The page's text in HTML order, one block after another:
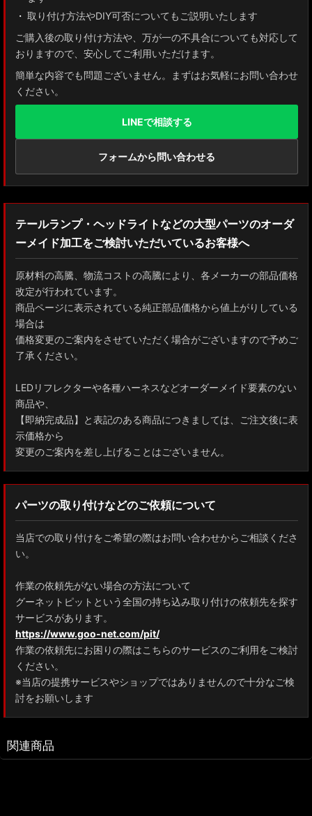
取り付け方法やDIY可否についてもご説明いたします
ご購入後の取り付け方法や、万が一の不具合についても対応して
おりますので、安心してご利用いただけます。
簡単な内容でも問題ございません。まずはお気軽にお問い合わせ
ください。
LINEで相談する
フォームから問い合わせる
テールランプ・ヘッドライトなどの大型パーツのオーダ
ーメイド加工をご検討いただいているお客様へ
原材料の高騰、物流コストの高騰により、各メーカーの部品価格
改定が行われています。
商品ページに表示されている純正部品価格から値上がりしている
場合は
価格変更のご案内をさせていただく場合がございますので予めご
了承ください。
LEDリフレクターや各種ハーネスなどオーダーメイド要素のない
商品や、
【即納完成品】と表記のある商品につきましては、ご注文後に表
示価格から
変更のご案内を差し上げることはございません。
パーツの取り付けなどのご依頼について
当店での取り付けをご希望の際はお問い合わせからご相談くださ
い。
作業の依頼先がない場合の方法について
グーネットピットという全国の持ち込み取り付けの依頼先を探す
サービスがあります。
https://www.goo-net.com/pit/
作業の依頼先にお困りの際はこちらのサービスのご利用をご検討
ください。
※当店の提携サービスやショップではありませんので十分なご検
討をお願いします
関連商品